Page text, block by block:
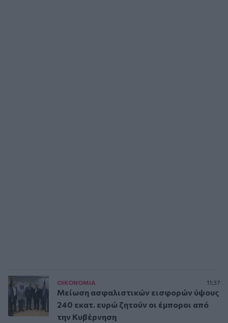
ΟΙΚΟΝΟΜΙΑ 11:37
Μείωση ασφαλιστικών εισφορών ύψους
240 εκατ. ευρώ ζητούν οι έμποροι από
την Κυβέρνηση